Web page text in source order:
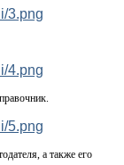
а также его